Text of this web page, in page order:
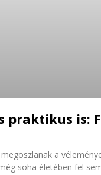
praktikus is:
a
soha életében fel